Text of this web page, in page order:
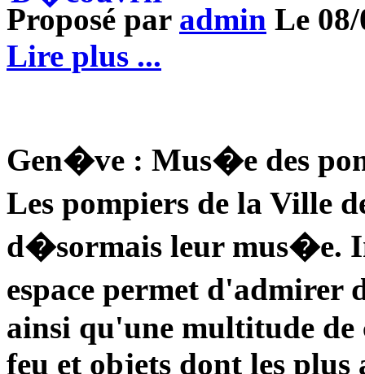
Proposé par admin Le
Lire plus ...
Gen�ve : Mus�e des
Les pompiers de la Ville
d�sormais leur mus�e.
espace permet
ainsi qu'une multitude de
feu et objets dont les